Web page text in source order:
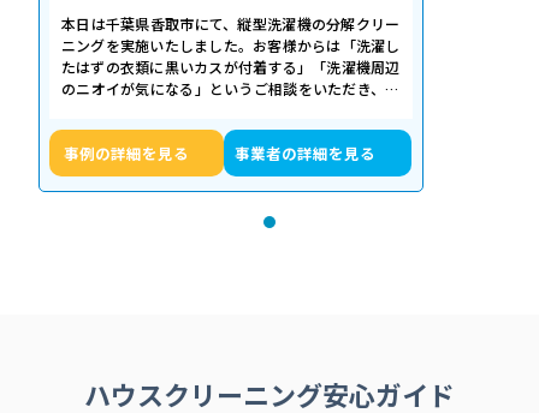
本日は千葉県香取市にて、縦型洗濯機の分解クリー
ニングを実施いたしました。お客様からは「洗濯し
たはずの衣類に黒いカスが付着する」「洗濯機周辺
のニオイが気になる」というご相談をいただき、内
事例の詳細を見る 事業者の詳細を見る
ハウスクリーニング安心ガイド